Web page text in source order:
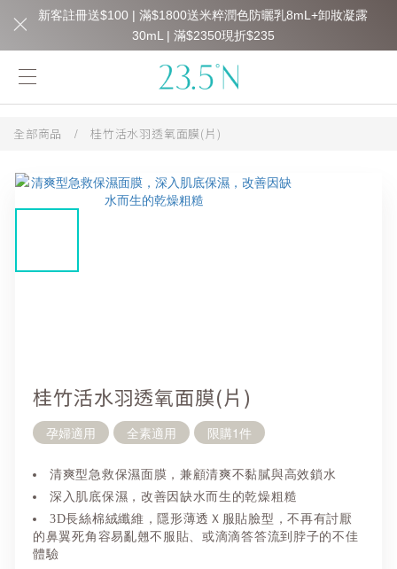
全部商品 / 桂竹活水羽透氧面膜(片)
桂竹活水羽透氧面膜(片)
孕婦適用 全素適用 限購1件
清爽型急救保濕面膜，兼顧清爽不黏膩與高效鎖水
深入肌底保濕，改善因缺水而生的乾燥粗糙
3D長絲棉絨纖維，隱形薄透Ｘ服貼臉型，不再有討厭
的鼻翼死角容易亂翹不服貼、或滴滴答答流到脖子的不佳
體驗
新客註冊送$100 | 滿$1800送米粹潤色防曬乳8mL+卸妝凝露
30mL | 滿$2350現折$235